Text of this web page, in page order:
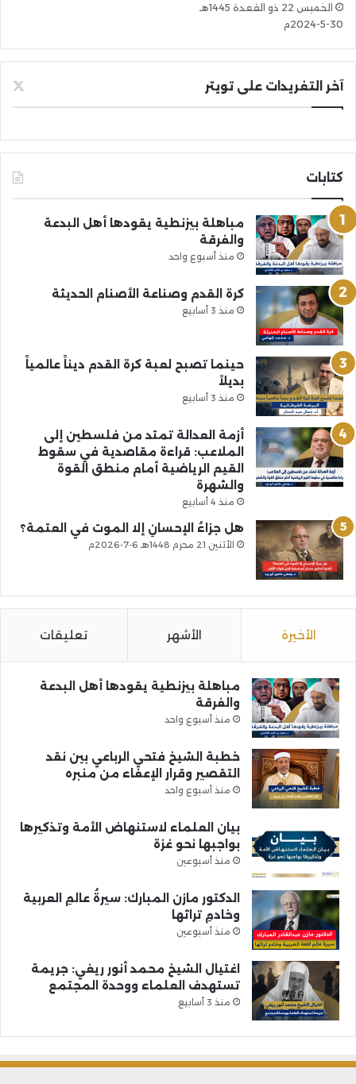
الخميس 22 ذو القعدة 1445هـ
30-5-2024م
آخر التغريدات على تويتر
كتابات
مباهلة بيزنطية يقودها أهل البدعة
والفرقة
منذ أسبوع واحد
كرة القدم وصناعة الأصنام الحديثة
منذ 3 أسابيع
حينما تصبح لعبة كرة القدم ديناً عالمياً
بديلاً
منذ 3 أسابيع
أزمة العدالة تمتد من فلسطين إلى
الملاعب: قراءة مقاصدية في سقوط
القيم الرياضية أمام منطق القوة
والشهرة
منذ 4 أسابيع
هل جزاءُ الإحسانِ إلا الموت في العتمة؟
الأثنين 21 محرم 1448هـ 6-7-2026م
الأخيرة الأشهر تعليقات
مباهلة بيزنطية يقودها أهل البدعة
والفرقة
منذ أسبوع واحد
خطبة الشيخ فتحي الرباعي بين نقد
التقصير وقرار الإعفاء من منبره
منذ أسبوع واحد
بيان العلماء لاستنهاض الأمة وتذكيرها
بواجبها نحو غزة
منذ أسبوعين
الدكتور مازن المبارك: سيرةُ عالمِ العربية
وخادمِ تراثها
منذ أسبوعين
اغتيال الشيخ محمد أنور ريغي: جريمة
تستهدف العلماء ووحدة المجتمع
منذ 3 أسابيع